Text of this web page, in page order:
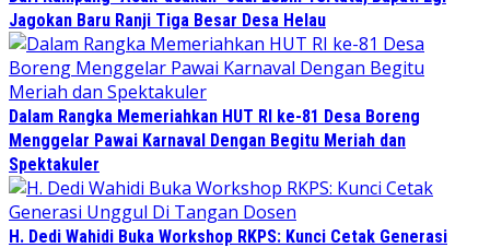
Jagokan Baru Ranji Tiga Besar Desa Helau
Dalam Rangka Memeriahkan HUT RI ke-81 Desa Boreng
Menggelar Pawai Karnaval Dengan Begitu Meriah dan
Spektakuler
H. Dedi Wahidi Buka Workshop RKPS: Kunci Cetak Generasi